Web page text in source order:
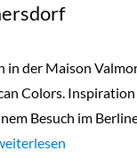
in der Maison
Colors.
Besuch im
African